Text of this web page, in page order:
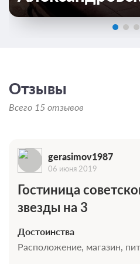
Проживание без питания
Требуется предоплата
ЗА НОЧЬ ДЛЯ 1 ГОСТЯ
Завтрак
Требуется предоплата
ЗА НОЧЬ ДЛЯ 1 ГОСТЯ
Отзывы
Всего 15 отзывов
gerasimov1987
06 июня 2019
Гостиница
звезды на 3
Достоинства
Расположение, магазин,